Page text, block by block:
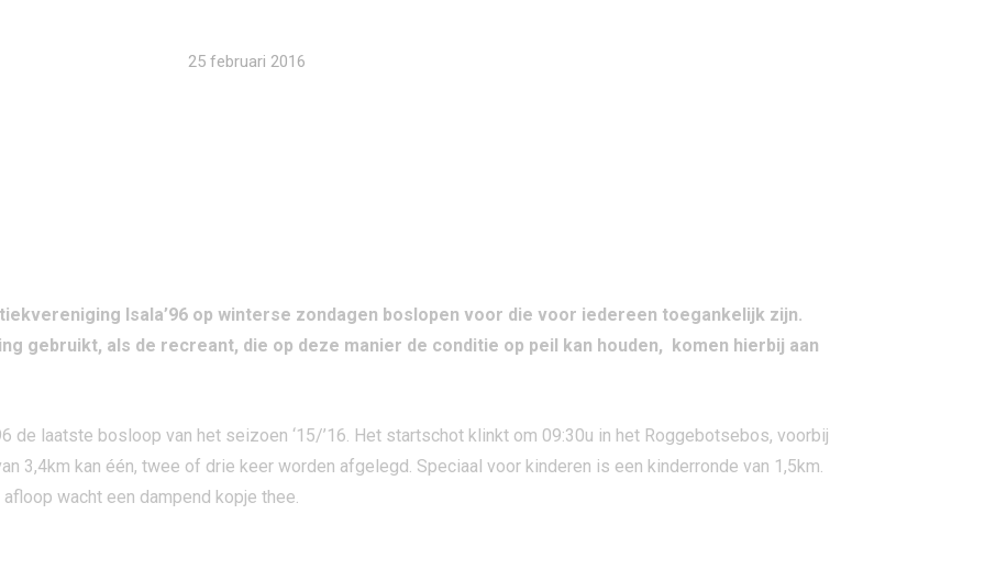
25 februari 2016
Isala’96 op winterse zondagen boslopen voor die voor iedereen toegankelijk zijn.
gebruikt, als de recreant, die op deze manier de conditie op peil kan houden, komen hierbij aan
de laatste bosloop van het seizoen ‘15/’16. Het startschot klinkt om 09:30u in het Roggebotsebos, voorbij
3,4km kan één, twee of drie keer worden afgelegd. Speciaal voor kinderen is een kinderronde van 1,5km.
wacht een dampend kopje thee.